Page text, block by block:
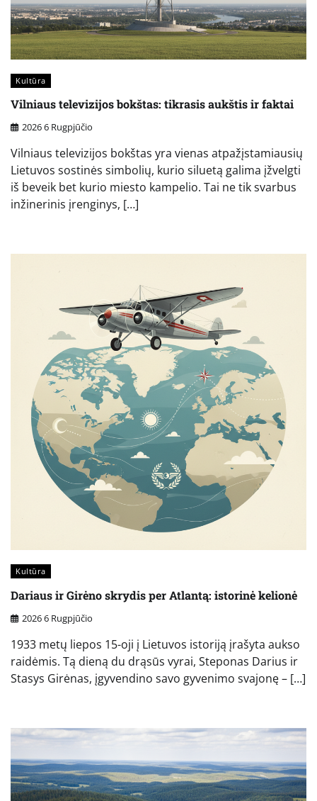
Kultūra
Vilniaus televizijos bokštas: tikrasis aukštis ir faktai
2026 6 Rugpjūčio
Vilniaus televizijos bokštas yra vienas atpažįstamiausių
Lietuvos sostinės simbolių, kurio siluetą galima įžvelgti
iš beveik bet kurio miesto kampelio. Tai ne tik svarbus
inžinerinis įrenginys, […]
Kultūra
Dariaus ir Girėno skrydis per Atlantą: istorinė kelionė
2026 6 Rugpjūčio
1933 metų liepos 15-oji į Lietuvos istoriją įrašyta aukso
raidėmis. Tą dieną du drąsūs vyrai, Steponas Darius ir
Stasys Girėnas, įgyvendino savo gyvenimo svajonę – […]